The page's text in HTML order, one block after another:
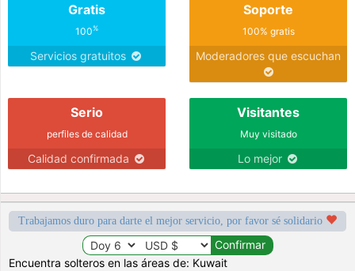
Gratis
100%
Servicios gratuitos
Soporte
100% gratis
Moderadores que escuchan
Serio
perfiles de calidad
Calidad confirmada
Visitantes
Muy visitado
Lo mejor
Trabajamos duro para darte el mejor servicio, por favor sé solidario
Encuentra solteros en las áreas de: Kuwait